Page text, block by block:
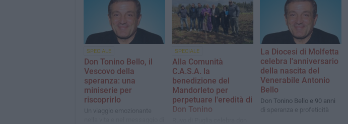
SPECIALE
Don Tonino Bello, il
Vescovo della
speranza: una
miniserie per
riscoprirlo
Un viaggio emozionante
SPECIALE
Alla Comunità
C.A.S.A. la
benedizione del
Mandorleto per
perpetuare l'eredità di
Don Tonino
La Diocesi di Molfetta
celebra l'anniversario
della nascita del
Venerabile Antonio
Bello
Don Tonino Bello e 90 anni
di speranza e profeticità